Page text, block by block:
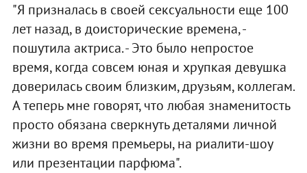
"Я призналась в своей сексуальности еще 100
лет назад, в доисторические времена, -
пошутила актриса. - Это было непростое
время, когда совсем юная и хрупкая девушка
доверилась своим близким, друзьям, коллегам.
А теперь мне говорят, что любая знаменитость
просто обязана сверкнуть деталями личной
жизни во время премьеры, на риалити-шоу
или презентации парфюма".